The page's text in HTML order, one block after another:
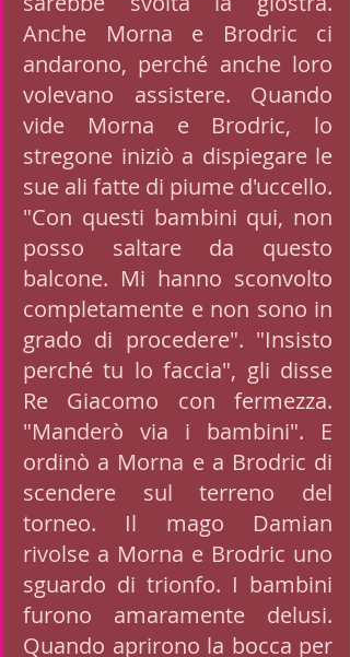
Anche Morna e Brodric ci
andarono, perché anche loro
volevano assistere. Quando
vide Morna e Brodric, lo
stregone iniziò a dispiegare le
sue ali fatte di piume d'uccello.
"Con questi bambini qui, non
posso saltare da questo
balcone. Mi hanno sconvolto
completamente e non sono in
grado di procedere". "Insisto
perché tu lo faccia", gli disse
Re Giacomo con fermezza.
"Manderò via i bambini". E
ordinò a Morna e a Brodric di
scendere sul terreno del
torneo. Il mago Damian
rivolse a Morna e Brodric uno
sguardo di trionfo. I bambini
furono amaramente delusi.
Quando aprirono la bocca per